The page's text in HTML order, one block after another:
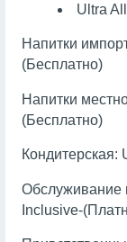
Ultra
Напитки
(Бесплатно)
Напитки
(Бесплатно)
Кондитерская:
Обслуживание
Inclusive-